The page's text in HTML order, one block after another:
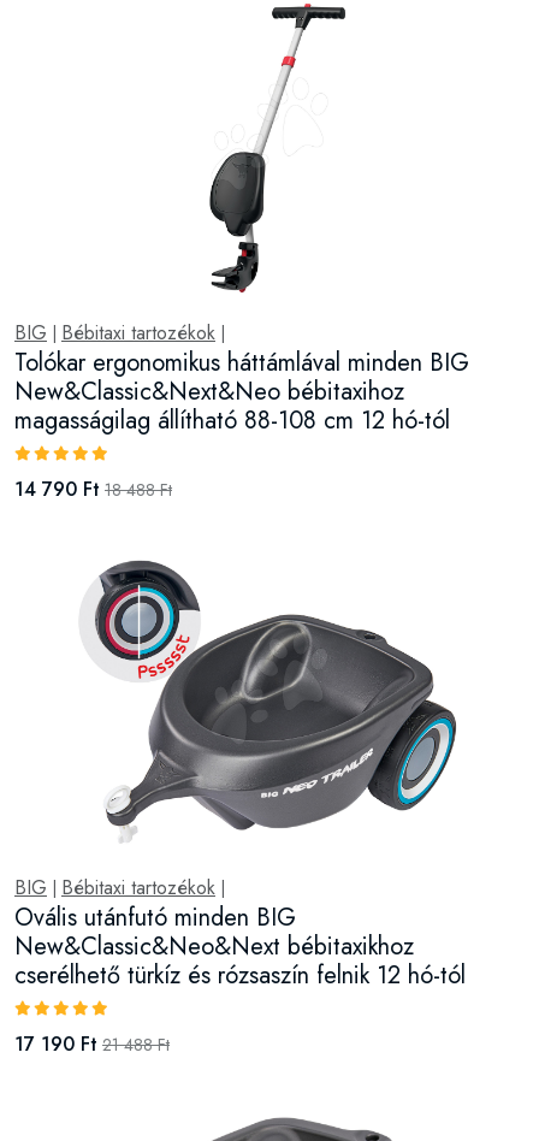
BIG Bébitaxi tartozékok
Tolókar ergonomikus háttámlával minden BIG
New&Classic&Next&Neo bébitaxihoz
magasságilag állítható 88-108 cm 12 hó-tól
14 790 Ft 18 488 Ft
BIG Bébitaxi tartozékok
Ovális utánfutó minden BIG
New&Classic&Neo&Next bébitaxikhoz
cserélhető türkíz és rózsaszín felnik 12 hó-tól
17 190 Ft 21 488 Ft